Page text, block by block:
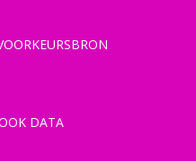
DATA